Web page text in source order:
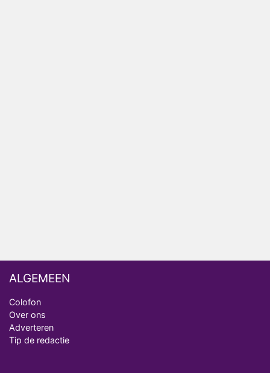
ALGEMEEN
Colofon
Over ons
Adverteren
Tip de redactie